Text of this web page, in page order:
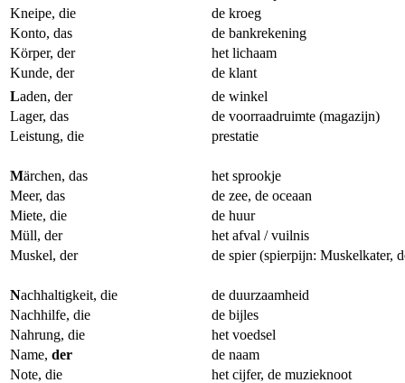
Kneipe, die
de kroeg
Konto, das
de bankrekening
Körper, der
het lichaam
Kunde, der
de klant
Laden, der
de winkel
Lager, das
de voorraadruimte (magazijn)
Leistung, die
prestatie
Märchen, das
het sprookje
Meer, das
de zee, de oceaan
Miete, die
de huur
Müll, der
het afval / vuilnis
Muskel, der
de spier (spierpijn: Muskelkater,
Nachhaltigkeit, die
de duurzaamheid
Nachhilfe, die
de bijles
Nahrung, die
het voedsel
Name, der
de naam
Note, die
het cijfer, de muzieknoot